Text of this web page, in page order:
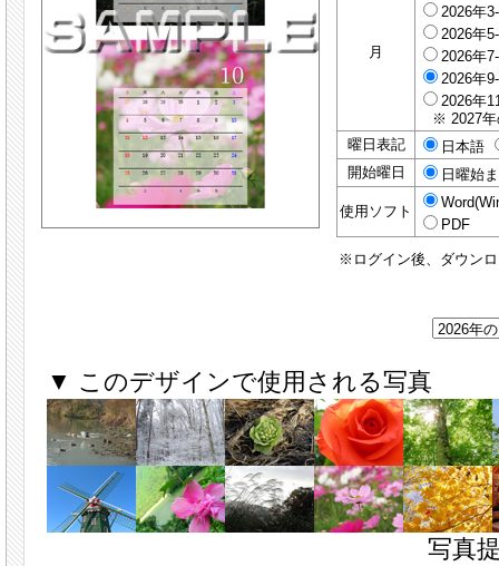
月
2026年
2026年
2026年
2026年
2026年
※ 2027年
曜日表記
日本語
開始曜日
日曜始
使用ソフト
PDF
※ログイン後、ダウン
▼ このデザインで使用される写真
写真